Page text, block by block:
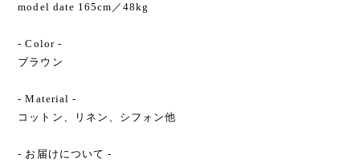
model date 165cm／48kg
- Color -
ブラウン
- Material -
コットン、リネン、シフォン他
- お届けについて -